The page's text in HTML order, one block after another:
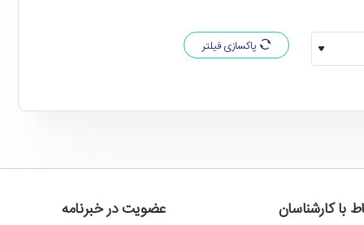
پاکسازی فیلتر
با کارشناسان عضویت در خبرنامه